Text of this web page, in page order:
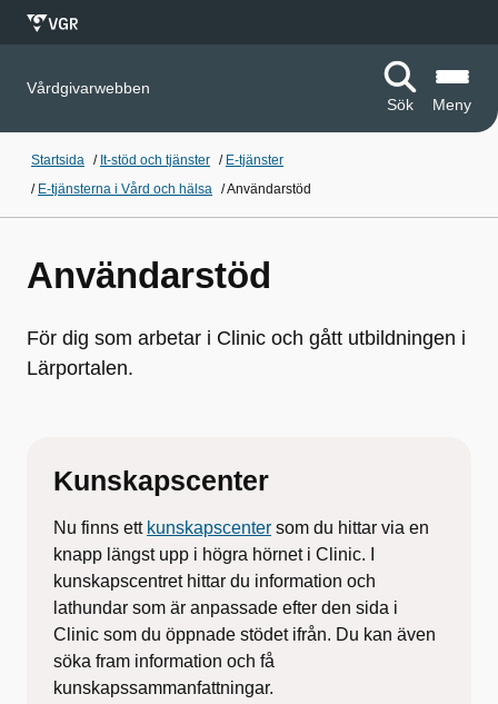
Vårdgivarwebben
Sök
Meny
Startsida / It-stöd och tjänster / E-tjänster
/ E-tjänsterna i Vård och hälsa /Användarstöd
Användarstöd
För dig som arbetar i Clinic och gått utbildningen i
Lärportalen.
Kunskapscenter
Nu finns ett kunskapscenter som du hittar via en
knapp längst upp i högra hörnet i Clinic. I
kunskapscentret hittar du information och
lathundar som är anpassade efter den sida i
Clinic som du öppnade stödet ifrån. Du kan även
söka fram information och få
kunskapssammanfattningar.